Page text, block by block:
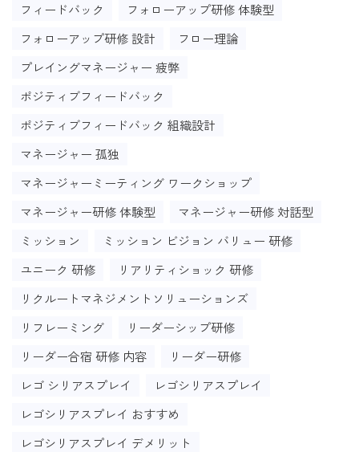
フィードバック
フォローアップ研修 体験型
フォローアップ研修 設計
フロー理論
プレイングマネージャー 疲弊
ポジティブフィードバック
ポジティブフィードバック 組織設計
マネージャー 孤独
マネージャーミーティング ワークショップ
マネージャー研修 体験型
マネージャー研修 対話型
ミッション
ミッション ビジョン バリュー 研修
ユニーク 研修
リアリティショック 研修
リクルートマネジメントソリューションズ
リフレーミング
リーダーシップ研修
リーダー合宿 研修 内容
リーダー研修
レゴ シリアスプレイ
レゴシリアスプレイ
レゴシリアスプレイ おすすめ
レゴシリアスプレイ デメリット